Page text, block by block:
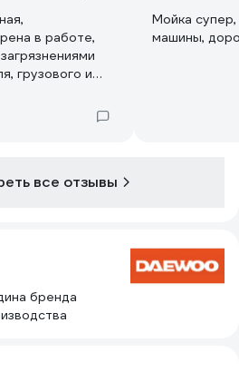
в работе,
грузового и
Мойка
машины,
все отзывы
бренда